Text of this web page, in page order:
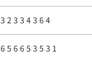
3 2 3 3 4 3 6 4
6 5 6 6 5 3 5 3 1